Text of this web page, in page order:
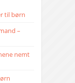
til børn
–
nemt